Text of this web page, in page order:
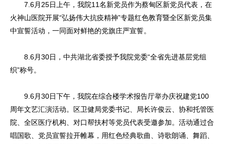
7.6月25日上午，我院11名新党员作为蔡甸区新党员代表，在
火神山医院开展“弘扬伟大抗疫精神”专题红色教育暨全区新党员集
中宣誓活动，一同面对鲜艳的党旗庄严宣誓。
8.6月30日，中共湖北省委授予我院党委“全省先进基层党组
织”称号。
9.6月30日下午，我院在综合楼学术报告厅举办庆祝建党100
周年文艺汇演活动。区卫健局党委书记、局长许俊云、协和托管医
院、全区医疗机构、对口帮扶村等党员代表受邀参加。活动通过合
唱国歌、党员宣誓拉开帷幕，用红色经典歌曲、诗歌朗诵、舞蹈、